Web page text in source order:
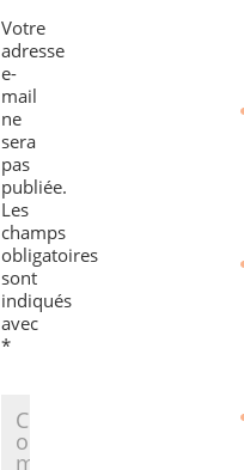
Votre
adresse
e-
mail
ne
sera
pas
publiée.
Les
champs
obligatoires
sont
indiqués
avec
*